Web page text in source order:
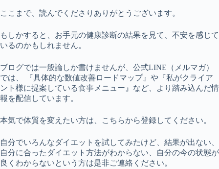
ここまで、読んでくださりありがとうございます。
もしかすると、お手元の健康診断の結果を見て、不安を感じて
いるのかもしれません。
ブログでは一般論しか書けませんが、公式LINE（メルマガ）
では、 『具体的な数値改善ロードマップ』や『私がクライア
ント様に提案している食事メニュー』など、より踏み込んだ情
報を配信しています。
本気で体質を変えたい方は、こちらから登録してください。
自分でいろんなダイエットを試してみたけど、結果が出ない、
自分に合ったダイエット方法がわからない、自分の今の状態が
良くわからないという方は是非ご連絡ください。